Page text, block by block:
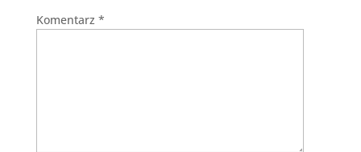
Komentarz *